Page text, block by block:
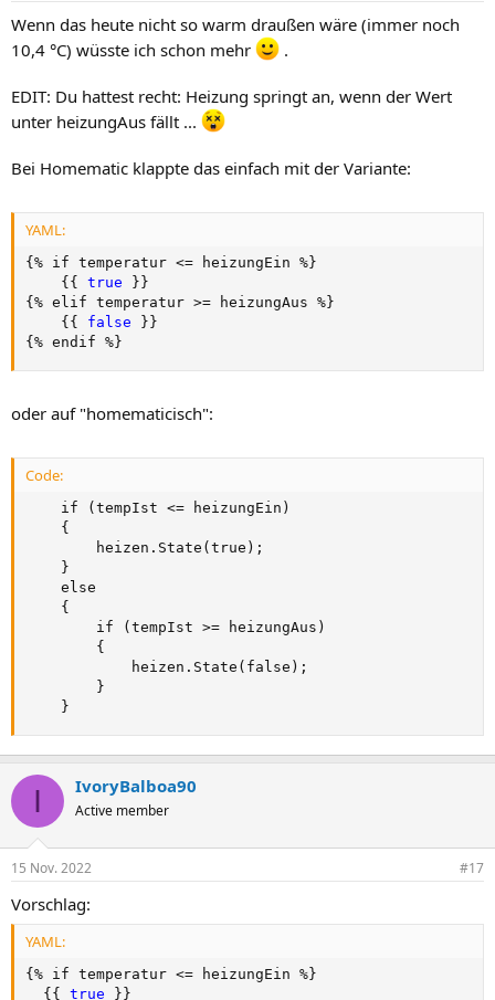
Wenn das heute nicht so warm draußen wäre (immer noch
10,4 °C) wüsste ich schon mehr
.
EDIT: Du hattest recht: Heizung springt an, wenn der Wert
unter heizungAus fällt ...
Bei Homematic klappte das einfach mit der Variante:
YAML:
{% if temperatur <= heizungEin %}
{{ true }}
{% elif temperatur >= heizungAus %}
{{ false }}
{% endif %}
oder auf "homematicisch":
Code:
    if (tempIst <= heizungEin)
    {
        heizen.State(true);
    }
    else
    {
        if (tempIst >= heizungAus)
        {
            heizen.State(false);
        }
    }
I IvoryBalboa90
Active member
15 Nov. 2022 #17
Vorschlag:
YAML:
{ % if temperatur <= heizungEin % }
{ { true } }